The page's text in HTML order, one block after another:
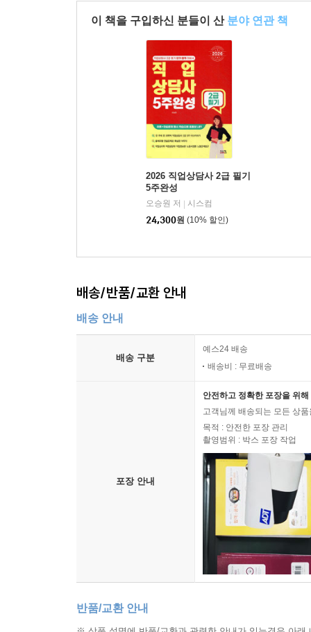
이 책을 구입하신 분들이 산 분야 연관 책
2026 직업상담사 2급 필기
5주완성
오승원 저
시스컴
24,300원 (10% 할인)
배송/반품/교환 안내
배송 안내
배송 구분
예스24 배송
배송비 : 무료배송
포장 안내
안전하고 정확한 포장을 위
고객님께 배송되는 모든 상
목적 : 안전한 포장 관리
촬영범위 : 박스 포장 작업
반품/교환 안내